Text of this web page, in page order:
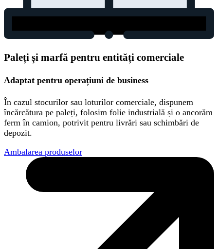
Paleți și marfă pentru entități comerciale
Adaptat pentru operațiuni de business
În cazul stocurilor sau loturilor comerciale, dispunem
încărcătura pe paleți, folosim folie industrială și o ancorăm
ferm în camion, potrivit pentru livrări sau schimbări de
depozit.
Ambalarea produselor